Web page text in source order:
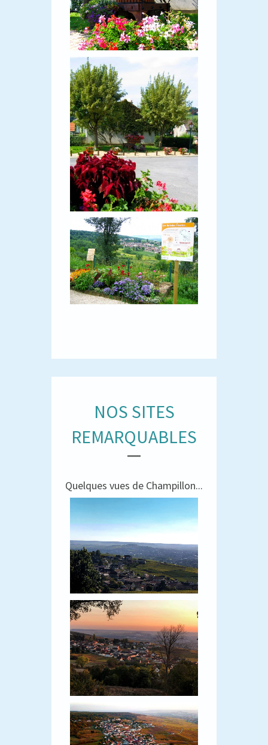
NOS SITES
REMARQUABLES
Quelques vues de Champillon...